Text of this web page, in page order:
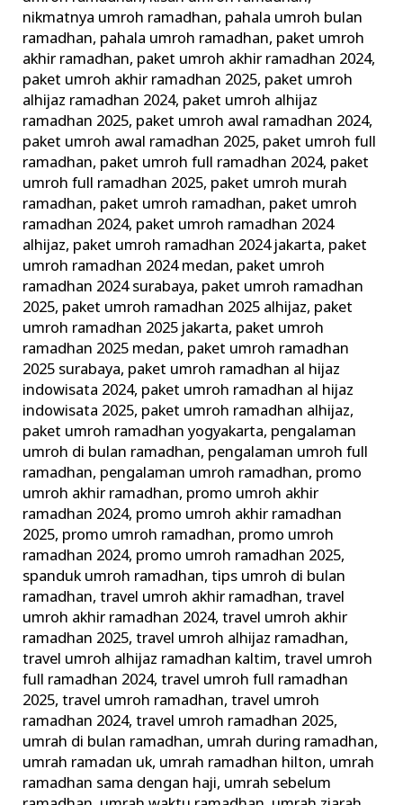
nikmatnya umroh ramadhan, pahala umroh bulan
ramadhan, pahala umroh ramadhan, paket umroh
akhir ramadhan, paket umroh akhir ramadhan 2024,
paket umroh akhir ramadhan 2025, paket umroh
alhijaz ramadhan 2024, paket umroh alhijaz
ramadhan 2025, paket umroh awal ramadhan 2024,
paket umroh awal ramadhan 2025, paket umroh full
ramadhan, paket umroh full ramadhan 2024, paket
umroh full ramadhan 2025, paket umroh murah
ramadhan, paket umroh ramadhan, paket umroh
ramadhan 2024, paket umroh ramadhan 2024
alhijaz, paket umroh ramadhan 2024 jakarta, paket
umroh ramadhan 2024 medan, paket umroh
ramadhan 2024 surabaya, paket umroh ramadhan
2025, paket umroh ramadhan 2025 alhijaz, paket
umroh ramadhan 2025 jakarta, paket umroh
ramadhan 2025 medan, paket umroh ramadhan
2025 surabaya, paket umroh ramadhan al hijaz
indowisata 2024, paket umroh ramadhan al hijaz
indowisata 2025, paket umroh ramadhan alhijaz,
paket umroh ramadhan yogyakarta, pengalaman
umroh di bulan ramadhan, pengalaman umroh full
ramadhan, pengalaman umroh ramadhan, promo
umroh akhir ramadhan, promo umroh akhir
ramadhan 2024, promo umroh akhir ramadhan
2025, promo umroh ramadhan, promo umroh
ramadhan 2024, promo umroh ramadhan 2025,
spanduk umroh ramadhan,tips umroh di bulan
ramadhan,travel umroh akhir ramadhan,travel
umroh akhir ramadhan 2024,travel umroh akhir
ramadhan 2025,travel umroh alhijaz ramadhan,
travel umroh alhijaz ramadhan kaltim,travel umroh
full ramadhan 2024,travel umroh full ramadhan
2025,travel umroh ramadhan,travel umroh
ramadhan 2024,travel umroh ramadhan 2025,
umrah di bulan ramadhan, umrah during ramadhan,
umrah ramadan uk, umrah ramadhan hilton, umrah
ramadhan sama dengan haji, umrah sebelum